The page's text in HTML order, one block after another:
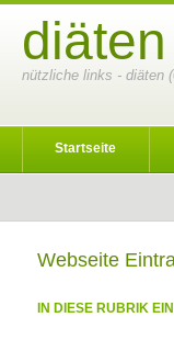
nützliche links - diäten
Startseite
Webseite
IN DIESE RUBRIK